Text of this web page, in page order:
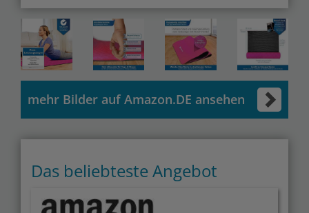
mehr Bilder auf Amazon.DE ansehen
Das beliebteste Angebot